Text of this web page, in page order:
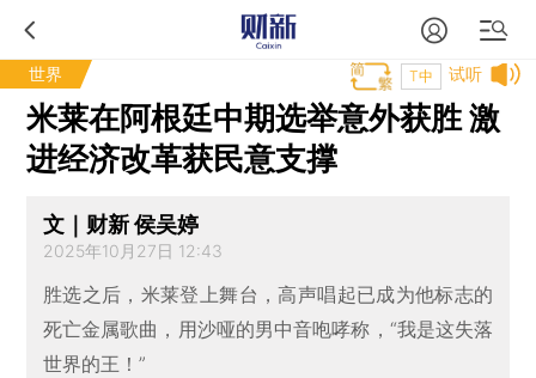
世界 试听
T中
米莱在阿根廷中期选举意外获胜 激
进经济改革获民意支撑
文｜财新 侯吴婷
2025年10月27日 12:43
胜选之后，米莱登上舞台，高声唱起已成为他标志的
死亡金属歌曲，用沙哑的男中音咆哮称，“我是这失落
世界的王！”